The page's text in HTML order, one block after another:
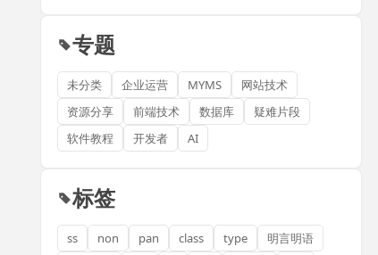
专题
未分类 企业运营 MYMS
网站技术
资源分享
前端技术 数据库
疑难片段
软件教程
开发者 AI
标签
ss non pan class type
明言明语